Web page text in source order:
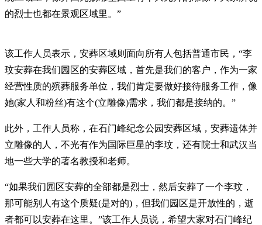
的烈士也都在景观区域里。”
该工作人员表示，安葬区域则面向所有人包括普通市民，“李
玟安葬在我们园区的安葬区域，首先是我们的客户，作为一家
经营性质的殡葬服务单位，我们肯定要做好接待服务工作，像
她(家人和粉丝)有这个(立雕像)需求，我们都是接纳的。”
此外，工作人员称，在石门峰纪念公园安葬区域，安葬遗体并
立雕像的人，不光有作为国际巨星的李玟，还有院士和武汉当
地一些大学的著名教授和老师。
“如果我们园区安葬的全部都是烈士，然后安葬了一个李玟，
那可能别人有这个质疑(是对的)，但我们园区是开放性的，逝
者都可以安葬在这里。”该工作人员说，希望大家对石门峰纪